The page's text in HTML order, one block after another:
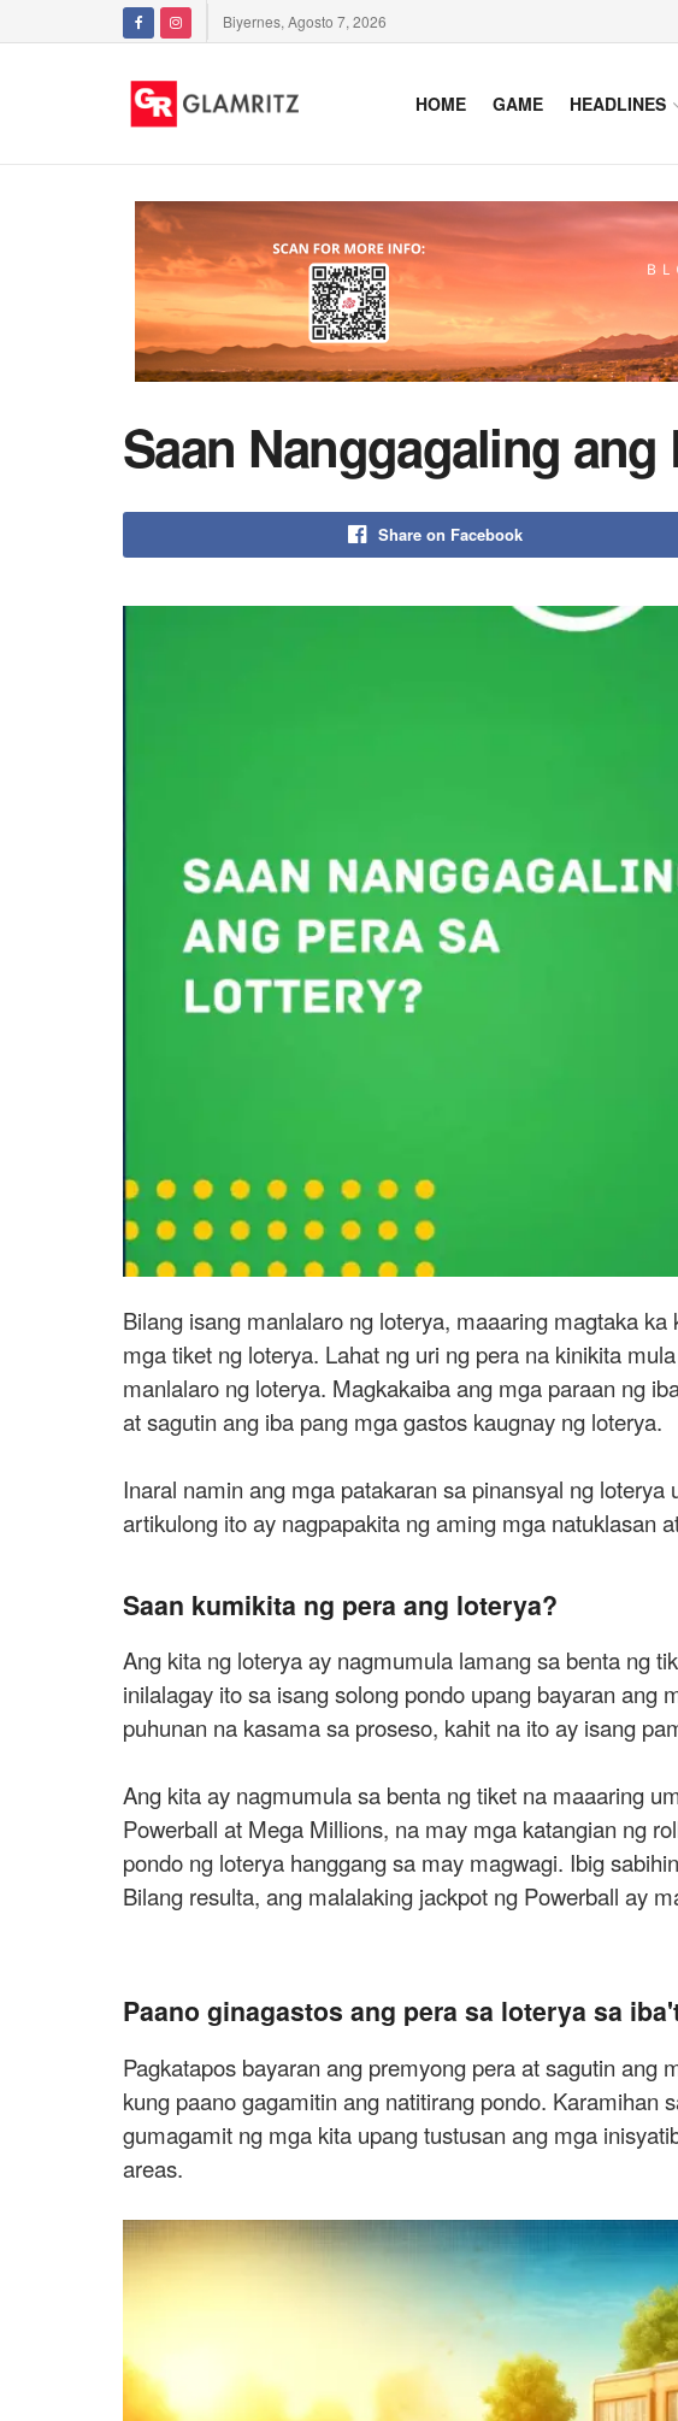
Biyernes, Agosto 7, 2026
HOME GAME HEADLINES
Saan Nanggagaling
Share on Facebook
Bilang isang manlalaro ng loterya, maaaring magtaka
mga tiket ng loterya. Lahat ng uri ng pera na kinikita
manlalaro ng loterya. Magkakaiba ang mga paraan ng
at sagutin ang iba pang mga gastos kaugnay ng loterya.
Inaral namin ang mga patakaran sa pinansyal ng
artikulong ito ay nagpapakita ng aming mga natuklasan
Saan kumikita ng pera ang loterya?
Ang kita ng loterya ay nagmumula lamang sa benta ng
inilalagay ito sa isang solong pondo upang bayaran ang
puhunan na kasama sa proseso, kahit na ito ay isang
Ang kita ay nagmumula sa benta ng tiket na maaaring
Powerball at Mega Millions, na may mga katangian ng
pondo ng loterya hanggang sa may magwagi. Ibig
Bilang resulta, ang malalaking jackpot ng Powerball ay
Paano ginagastos ang pera sa loterya sa
Pagkatapos bayaran ang premyong pera at sagutin
kung paano gagamitin ang natitirang pondo. Karamihan
gumagamit ng mga kita upang tustusan ang mga
areas.